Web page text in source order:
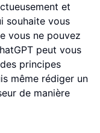
et
souhaite vous
vous ne pouvez
peut vous
principes
même rédiger un
de manière